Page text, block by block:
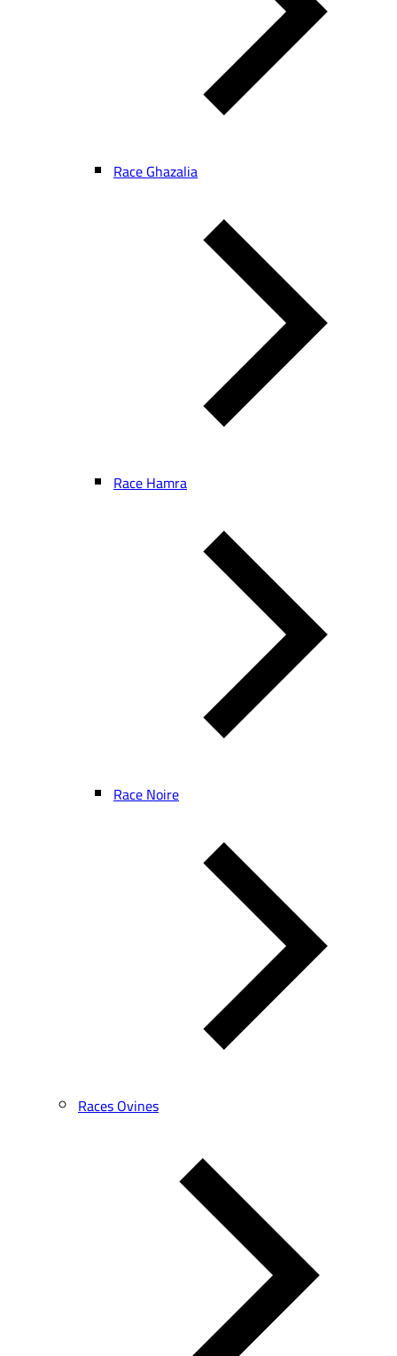
Race Ghazalia
Race Hamra
Race Noire
Races Ovines